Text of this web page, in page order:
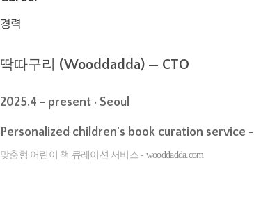
경력
딱따구리 (Wooddadda) — CTO
2025.4 - present · Seoul
Personalized children's book curation service -
맞춤형 어린이 책 큐레이션 서비스 - wooddadda.com